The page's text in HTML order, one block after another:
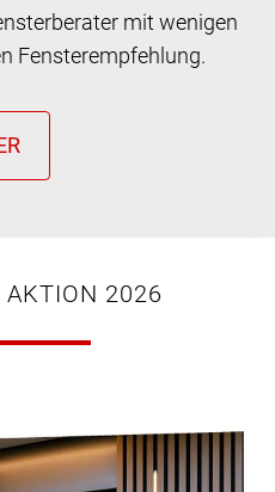
mit wenigen
Fensterempfehlung.
AKTION 2026